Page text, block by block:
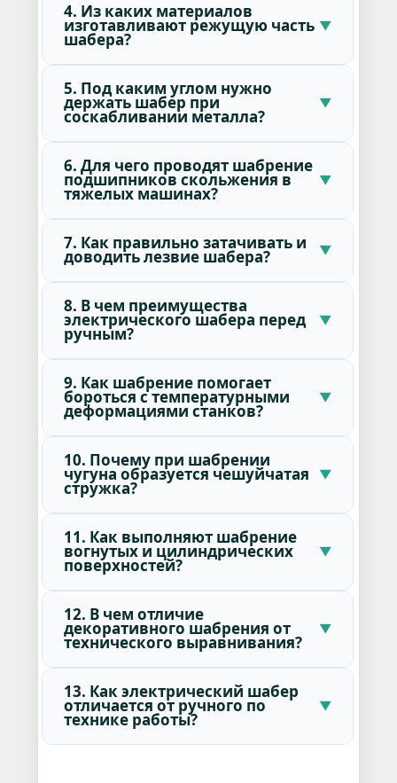
4. Из каких материалов
изготавливают режущую часть
шабера?
5. Под каким углом нужно
держать шабер при
соскабливании металла?
6. Для чего проводят шабрение
подшипников скольжения в
тяжелых машинах?
7. Как правильно затачивать и
доводить лезвие шабера?
8. В чем преимущества
электрического шабера перед
ручным?
9. Как шабрение помогает
бороться с температурными
деформациями станков?
10. Почему при шабрении
чугуна образуется чешуйчатая
стружка?
11. Как выполняют шабрение
вогнутых и цилиндрических
поверхностей?
12. В чем отличие
декоративного шабрения от
технического выравнивания?
13. Как электрический шабер
отличается от ручного по
технике работы?